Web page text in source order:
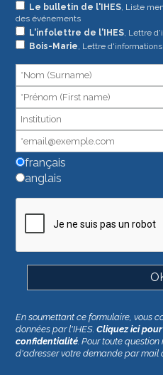
Le bulletin de l'IHES, Liste
des événements
L'infolettre de l'IHES , Lettre
Bois-Marie, Lettre
français
anglais
Si
vous
êtes
humain,
ne
remplissez
pas
ce
champ.
En soumettant ce formulaire, vous
données par l'IHES.Cliquez ici
confidentialité. Pour toute
d'adresser votre demande par mail